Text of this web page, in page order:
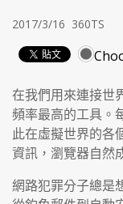
2017/3/16 360TS
在我們用來連接世
頻率最高的工具。
此在虛擬世界的各
資訊，瀏覽器自然
網路犯罪分子總是